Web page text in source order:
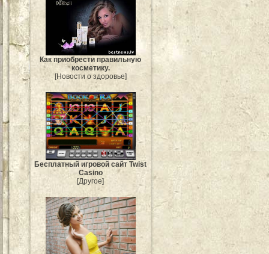
Как приобрести правильную
косметику.
[Новости о здоровье]
Бесплатный игровой сайт Twist
Casino
[Другое]